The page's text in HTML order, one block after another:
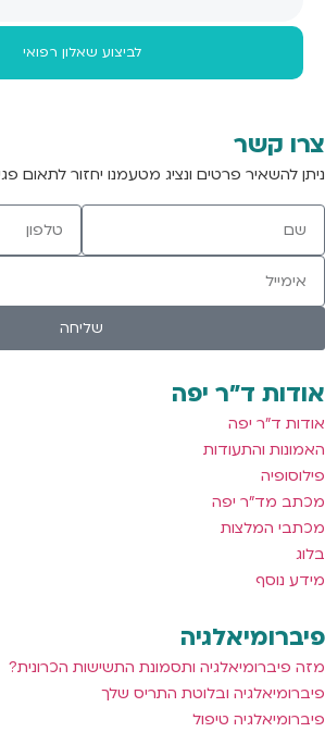
לביצוע שאלון רפואי
צרו קשר
ניתן להשאיר פרטים ונציג מטעמנו יחזור לתאום
שליחה
אודות ד"ר יפה
אודות ד"ר יפה
האמונות והתעודות
פילוסופיה
מכתב מד"ר יפה
מכתבי המלצות
בלוג
מידע נוסף
פיברומיאלגיה
מזה פיברומיאלגיה ותסמונת התשישות הכרונית?
פיברומיאלגיה ובלוטת התריס שלך
פיברומיאלגיה טיפול